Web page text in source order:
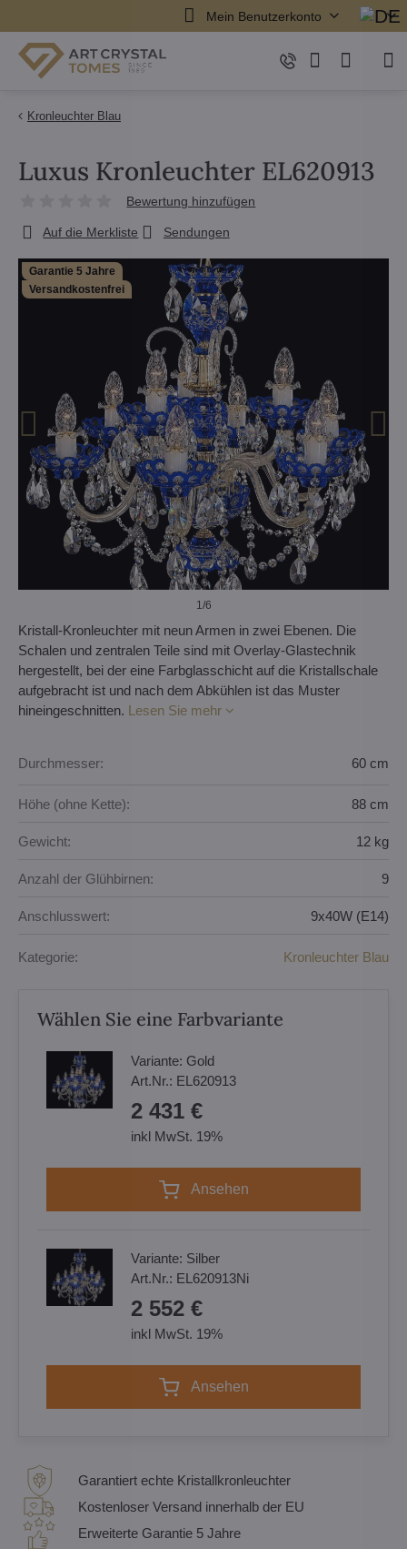
Mein Benutzerkonto
Kronleuchter Blau
Garantie 5 Jahre
Versandkostenfrei
1/6
Luxus Kronleuchter EL620913
Bewertung hinzufügen
Auf die Merkliste Sendungen
Kristall-Kronleuchter mit neun Armen in zwei Ebenen. Die
Schalen und zentralen Teile sind mit Overlay-Glastechnik
hergestellt, bei der eine Farbglasschicht auf die Kristallschale
aufgebracht ist und nach dem Abkühlen ist das Muster
hineingeschnitten. Lesen Sie mehr
Durchmesser: 60 cm
Höhe (ohne Kette): 88 cm
Gewicht: 12 kg
Anzahl der Glühbirnen: 9
Anschlusswert: 9x40W (E14)
Kategorie: Kronleuchter Blau
Wählen Sie eine Farbvariante
Variante: Gold
Art.Nr.: EL620913
2 431 €
inkl MwSt. 19%
Ansehen
Variante: Silber
Art.Nr.: EL620913Ni
2 552 €
inkl MwSt. 19%
Ansehen
Garantiert echte Kristallkronleuchter
Kostenloser Versand innerhalb der EU
Erweiterte Garantie 5 Jahre